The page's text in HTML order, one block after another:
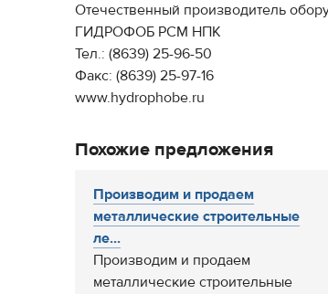
Отечественный производитель
ГИДРОФОБ РСМ НПК
Тел.: (8639) 25-96-50
Факс: (8639) 25-97-16
www.hydrophobe.ru
Похожие предложения
Производим и продаем
металлические строительные
ле...
Производим и продаем
металлические строительные